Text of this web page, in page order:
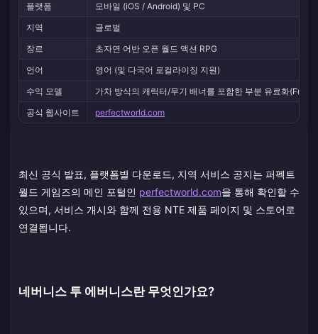
플랫폼
모바일 (iOS / Android) 및 PC
지역
글로벌
장르
초자연 어반 오픈 월드 액션 RPG
언어
영어 (및 다국어 로컬라이징 지원)
수익 모델
가차 방식의 캐릭터/무기 배너를 포함한 부분 유료화
공식 웹사이트
perfectworld.com
최신 공식 발표, 플랫폼별 다운로드, 지역 서비스 공지는 퍼펙트
월드 게임즈의 메인 포털인 perfectworld.com을 통해 확인할 수
있으며, 서비스 개시와 함께 전용 NTE 제품 페이지 및 스토어로
연결됩니다.
네버니스 투 에버니스란 무엇인가요?